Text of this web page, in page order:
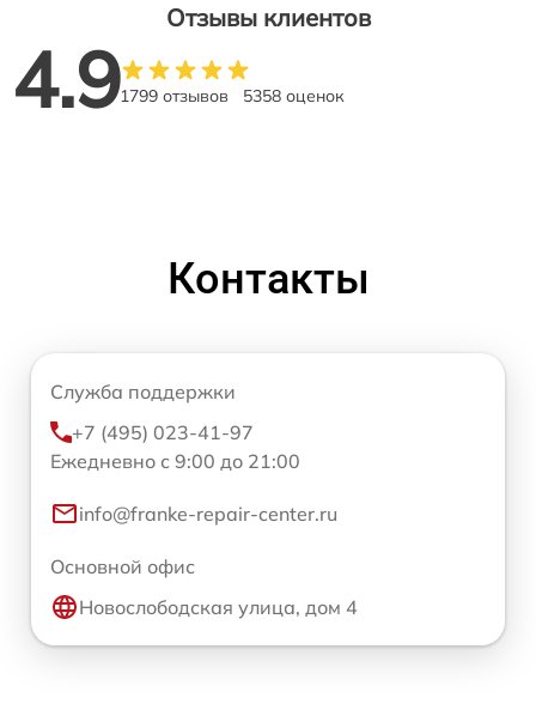
Отзывы клиентов
4.91799 отзывов 5358 оценок
Контакты
Служба поддержки
+7 (495) 023-41-97
Ежедневно с 9:00 до 21:00
info@franke-repair-center.ru
Основной офис
Новослободская улица, дом 4